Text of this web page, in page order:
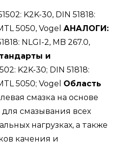
K2K-30, DIN 51818:
5050, Vogel АНАЛОГИ:
NLGI-2, MB 267.0,
и
K2K-30; DIN 51818:
5050; Vogel Область
смазка на основе
смазывания всех
нагрузках, а также
качения и